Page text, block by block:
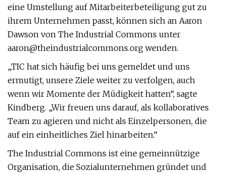
eine Umstellung auf Mitarbeiterbeteiligung gut zu
ihrem Unternehmen passt, können sich an Aaron
Dawson von The Industrial Commons unter
aaron@theindustrialcommons.org wenden.
„TIC hat sich häufig bei uns gemeldet und uns
ermutigt, unsere Ziele weiter zu verfolgen, auch
wenn wir Momente der Müdigkeit hatten“, sagte
Kindberg. „Wir freuen uns darauf, als kollaboratives
Team zu agieren und nicht als Einzelpersonen, die
auf ein einheitliches Ziel hinarbeiten.“
The Industrial Commons ist eine gemeinnützige
Organisation, die Sozialunternehmen gründet und